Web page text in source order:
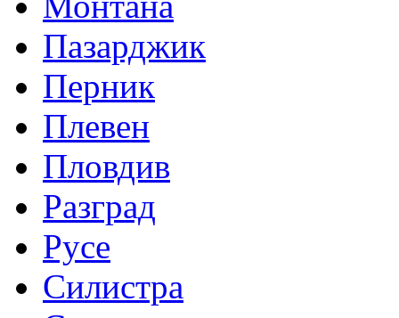
Пазарджик
Перник
Плевен
Пловдив
Разград
Русе
Силистра